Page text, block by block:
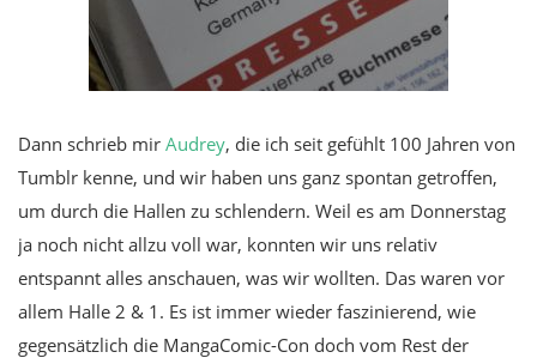
Dann schrieb mir Audrey, die ich seit gefühlt 100 Jahren von
Tumblr kenne, und wir haben uns ganz spontan getroffen,
um durch die Hallen zu schlendern. Weil es am Donnerstag
ja noch nicht allzu voll war, konnten wir uns relativ
entspannt alles anschauen, was wir wollten. Das waren vor
allem Halle 2 & 1. Es ist immer wieder faszinierend, wie
gegensätzlich die MangaComic-Con doch vom Rest der